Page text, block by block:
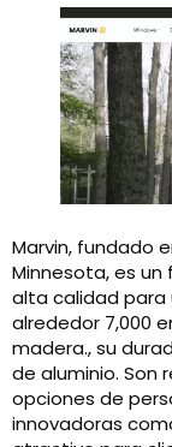
Marvin, fundado
Minnesota, es
alta calidad para
alrededor 7,000
madera., su
de aluminio. Son
opciones de
innovadoras